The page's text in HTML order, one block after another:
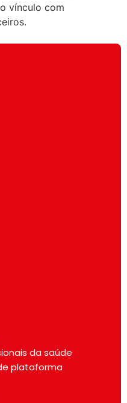
vínculo com
da saúde
plataforma